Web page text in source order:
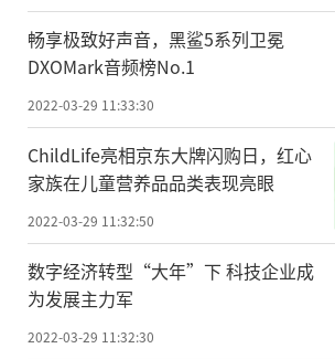
畅享极致好声音，黑鲨5系列卫冕
DXOMark音频榜No.1
2022-03-29 11:33:30
ChildLife亮相京东大牌闪购日，红心
家族在儿童营养品品类表现亮眼
2022-03-29 11:32:50
数字经济转型“大年”下 科技企业成
为发展主力军
2022-03-29 11:32:30